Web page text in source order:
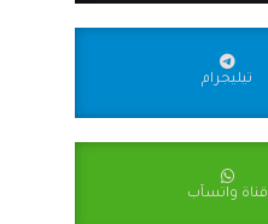
تيليجرام
قناة واتسآب